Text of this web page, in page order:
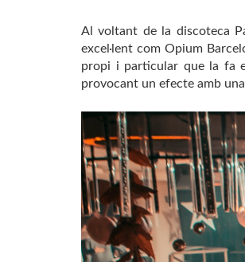
Al voltant de la discoteca
excel·lent com Opium
propi i particular que la fa
provocant un efecte amb